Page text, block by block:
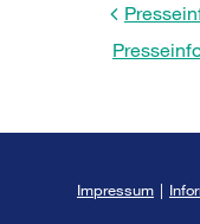
Impressum |